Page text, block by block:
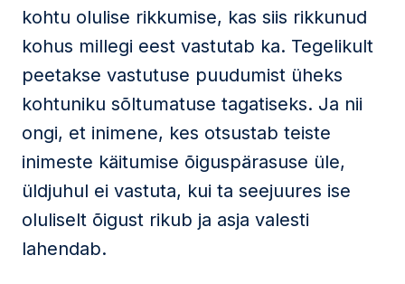
kohtu olulise rikkumise, kas siis rikkunud
kohus millegi eest vastutab ka. Tegelikult
peetakse vastutuse puudumist üheks
kohtuniku sõltumatuse tagatiseks. Ja nii
ongi, et inimene, kes otsustab teiste
inimeste käitumise õiguspärasuse üle,
üldjuhul ei vastuta, kui ta seejuures ise
oluliselt õigust rikub ja asja valesti
lahendab.